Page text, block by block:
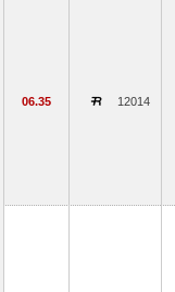
06.35 12014